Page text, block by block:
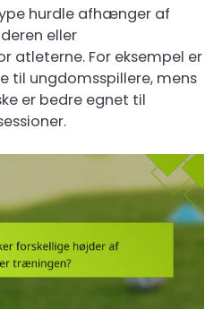
hurdle afhænger af
eller
atleterne. For eksempel er
til ungdomsspillere, mens
er bedre egnet til